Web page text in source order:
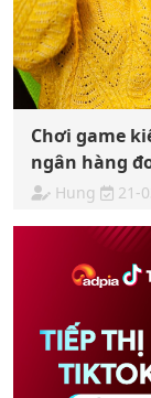
Chơi game
ngân hàng
Hung 21-